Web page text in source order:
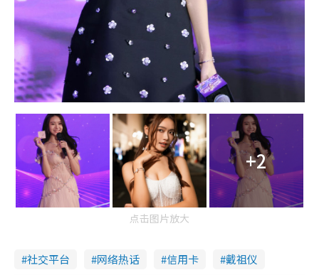
+2
点击图片放大
社交平台 网络热话 信用卡 戴祖仪